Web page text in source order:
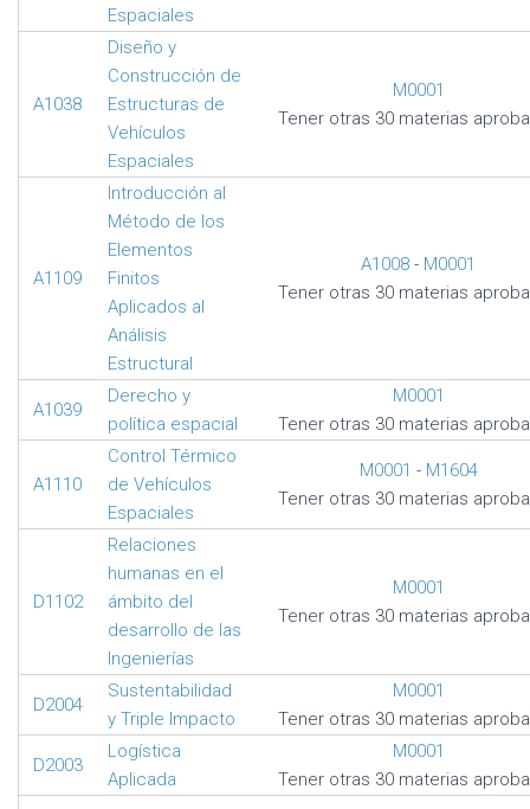
Espaciales
A1038
Diseño y
Construcción de
Estructuras de
Vehículos
Espaciales
M0001
Tener otras 30 materias
A1109
Introducción al
Método de los
Elementos
Finitos
Aplicados al
Análisis
Estructural
A1008 - M0001
Tener otras 30 materias
A1039
Derecho y
política espacial
M0001
Tener otras 30 materias
A1110
Control Térmico
de Vehículos
Espaciales
M0001 - M1604
Tener otras 30 materias
D1102
Relaciones
humanas en el
ámbito del
desarrollo de las
Ingenierías
M0001
Tener otras 30 materias
D2004
Sustentabilidad
y Triple Impacto
M0001
Tener otras 30 materias
D2003
Logística
Aplicada
M0001
Tener otras 30 materias